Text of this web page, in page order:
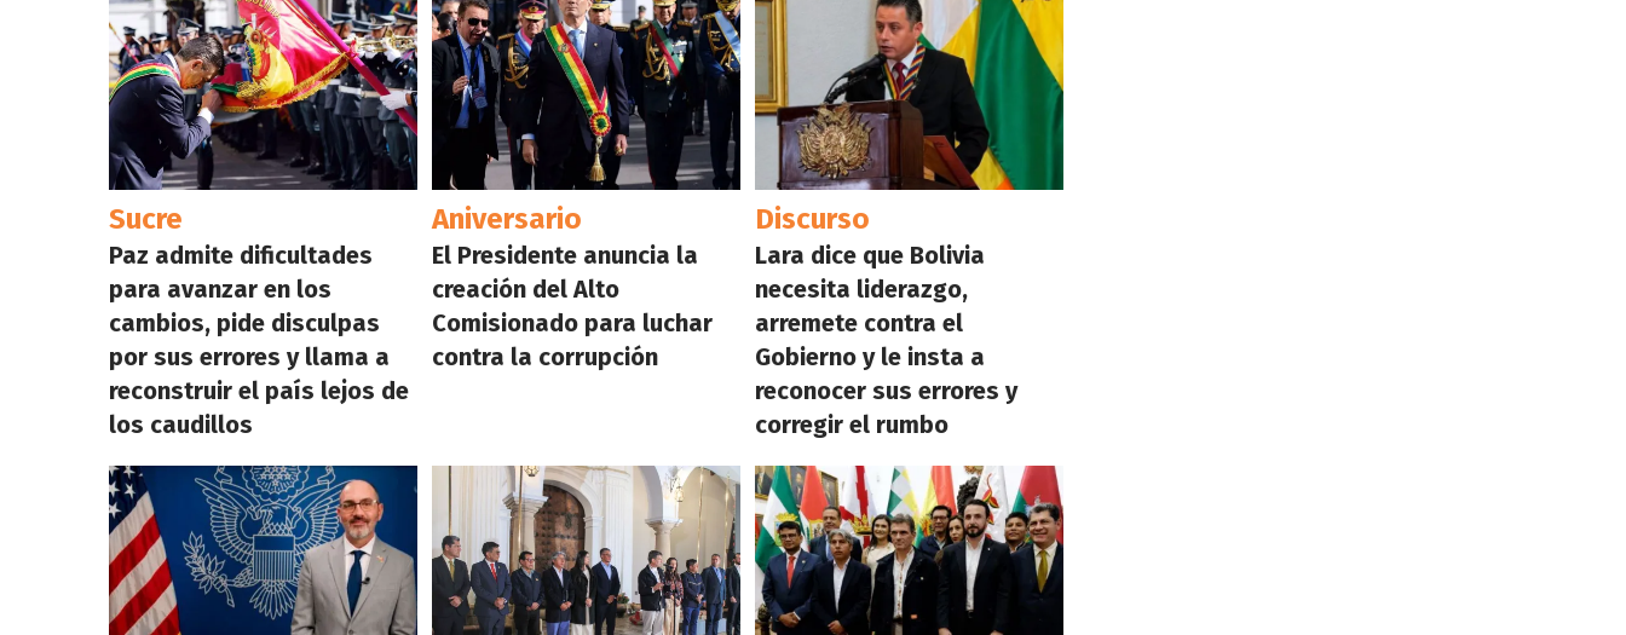
Sucre
Paz admite dificultades
para avanzar en los
cambios, pide disculpas
por sus errores y llama a
reconstruir el país lejos de
los caudillos
Aniversario
El Presidente anuncia la
creación del Alto
Comisionado para luchar
contra la corrupción
Discurso
Lara dice que Bolivia
necesita liderazgo,
arremete contra el
Gobierno y le insta a
reconocer sus errores y
corregir el rumbo